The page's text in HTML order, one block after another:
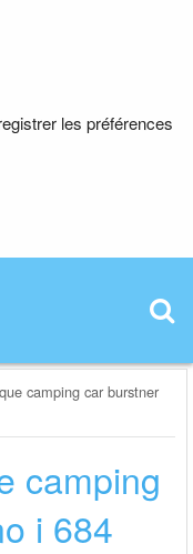
les préférences
camping car burstner
camping
i 684